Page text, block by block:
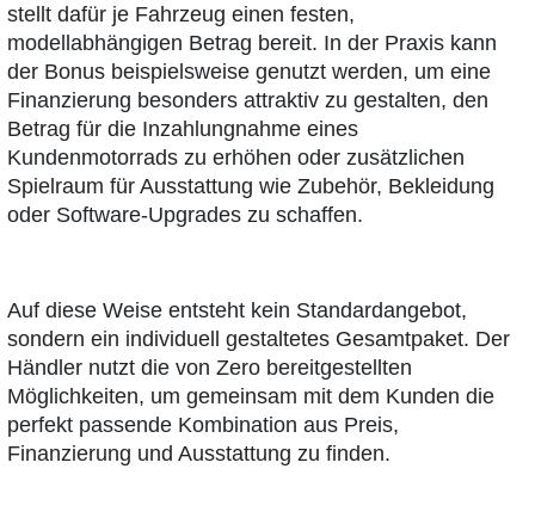
stellt dafür je Fahrzeug einen festen,
modellabhängigen Betrag bereit. In der Praxis kann
der Bonus beispielsweise genutzt werden, um eine
Finanzierung besonders attraktiv zu gestalten, den
Betrag für die Inzahlungnahme eines
Kundenmotorrads zu erhöhen oder zusätzlichen
Spielraum für Ausstattung wie Zubehör, Bekleidung
oder Software‑Upgrades zu schaffen.
Auf diese Weise entsteht kein Standardangebot,
sondern ein individuell gestaltetes Gesamtpaket. Der
Händler nutzt die von Zero bereitgestellten
Möglichkeiten, um gemeinsam mit dem Kunden die
perfekt passende Kombination aus Preis,
Finanzierung und Ausstattung zu finden.